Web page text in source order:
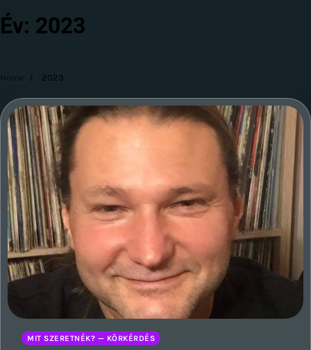
Év: 2023
Home 2023
MIT SZERETNÉK? — KÖRKÉRDÉS